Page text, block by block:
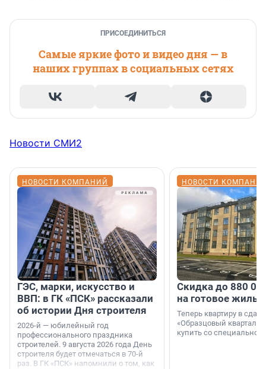
ПРИСОЕДИНИТЬСЯ
Самые яркие фото и видео дня — в
наших группах в социальных сетях
Новости СМИ2
НОВОСТИ КОМПАНИЙ
ГЭС, марки, искусство и
ВВП: в ГК «ПСК» рассказали
об истории Дня строителя
2026-й — юбилейный год
профессионального праздника
строителей. 9 августа 2026 года День
строителя будет отмечаться в 70-й
раз. В ГК «ПСК» напомнили о том, как
НОВОСТИ
Скидка до 880
на готовое
Теперь квартиру в
«Образцовый квартал
купить со специальной